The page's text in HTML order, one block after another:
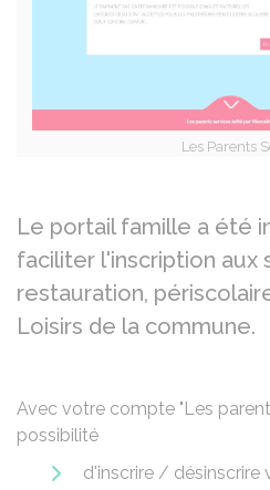
Les Parents
Le portail famille a été
faciliter l'inscription aux
restauration,
Loisirs de la commune.
Avec votre compte "Les
possibilité
d'inscrire /